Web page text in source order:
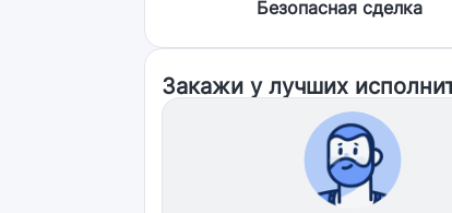
Безопасная сделка
Закажи у лучших